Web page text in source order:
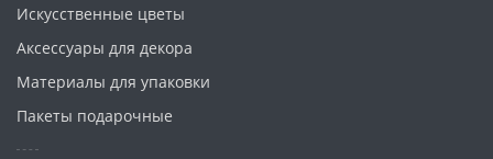
Искусственные цветы
Аксессуары для декора
Материалы для упаковки
Пакеты подарочные